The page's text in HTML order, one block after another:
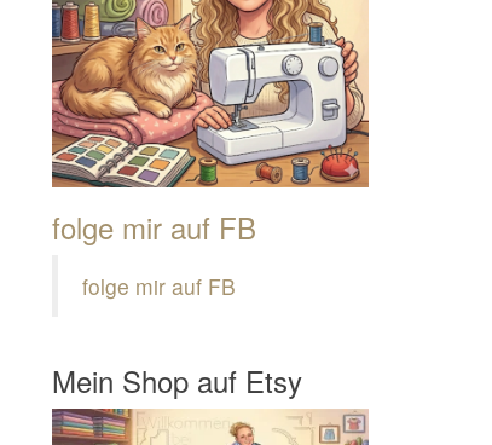
folge mir auf FB
folge mir auf FB
Mein Shop auf Etsy